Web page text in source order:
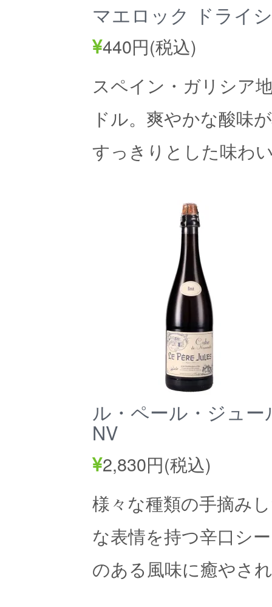
マエロック ドライ
440円(税込)
スペイン・ガリシア
ドル。爽やかな酸味
すっきりとした味わ
ル・ペール・ジュ
NV
2,830円(税込)
様々な種類の手摘み
な表情を持つ辛口シ
のある風味に癒やさ